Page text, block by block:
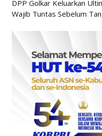
DPP Golkar Keluarkan
Wajib Tuntas Sebelum